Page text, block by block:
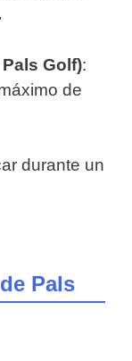
Golf):
de
durante un
Pals